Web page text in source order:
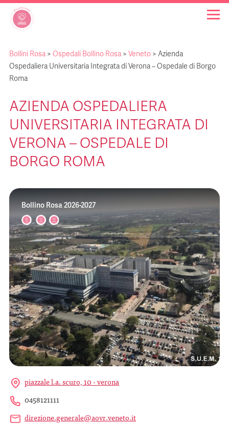
OSPEDALI BOLLINO ROSA
NOTIZIE
FAQ
CHI SIAMO
Bollini Rosa > Ospedali Bollino Rosa > Veneto > Azienda
Ospedaliera Universitaria Integrata di Verona – Ospedale di Borgo
Roma
AZIENDA OSPEDALIERA
UNIVERSITARIA INTEGRATA DI
VERONA – OSPEDALE DI
BORGO ROMA
Bollino Rosa 2026-2027
piazzale l.a. scuro, 10 - verona
0458121111
direzione.generale@aovr.veneto.it